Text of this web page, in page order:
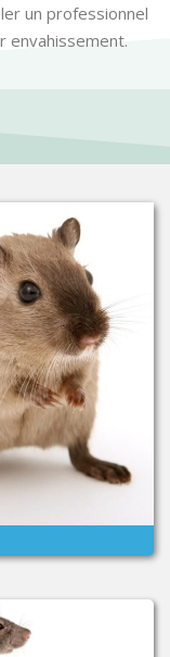
un professionnel
envahissement.